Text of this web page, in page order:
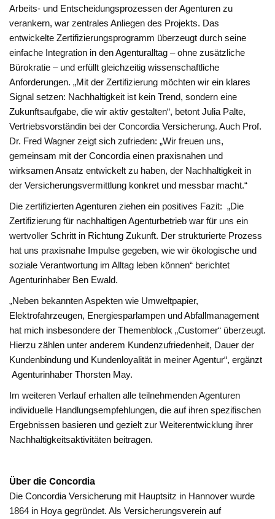
Arbeits- und Entscheidungsprozessen der Agenturen zu
verankern, war zentrales Anliegen des Projekts. Das
entwickelte Zertifizierungsprogramm überzeugt durch seine
einfache Integration in den Agenturalltag – ohne zusätzliche
Bürokratie – und erfüllt gleichzeitig wissenschaftliche
Anforderungen. „Mit der Zertifizierung möchten wir ein klares
Signal setzen: Nachhaltigkeit ist kein Trend, sondern eine
Zukunftsaufgabe, die wir aktiv gestalten“, betont Julia Palte,
Vertriebsvorständin bei der Concordia Versicherung. Auch Prof.
Dr. Fred Wagner zeigt sich zufrieden: „Wir freuen uns,
gemeinsam mit der Concordia einen praxisnahen und
wirksamen Ansatz entwickelt zu haben, der Nachhaltigkeit in
der Versicherungsvermittlung konkret und messbar macht.“
Die zertifizierten Agenturen ziehen ein positives Fazit: „Die
Zertifizierung für nachhaltigen Agenturbetrieb war für uns ein
wertvoller Schritt in Richtung Zukunft. Der strukturierte Prozess
hat uns praxisnahe Impulse gegeben, wie wir ökologische und
soziale Verantwortung im Alltag leben können“ berichtet
Agenturinhaber Ben Ewald.
„Neben bekannten Aspekten wie Umweltpapier,
Elektrofahrzeugen, Energiesparlampen und Abfallmanagement
hat mich insbesondere der Themenblock „Customer“ überzeugt.
Hierzu zählen unter anderem Kundenzufriedenheit, Dauer der
Kundenbindung und Kundenloyalität in meiner Agentur“, ergänzt
Agenturinhaber Thorsten May.
Im weiteren Verlauf erhalten alle teilnehmenden Agenturen
individuelle Handlungsempfehlungen, die auf ihren spezifischen
Ergebnissen basieren und gezielt zur Weiterentwicklung ihrer
Nachhaltigkeitsaktivitäten beitragen.
Über die Concordia
Die Concordia Versicherung mit Hauptsitz in Hannover wurde
1864 in Hoya gegründet. Als Versicherungsverein auf